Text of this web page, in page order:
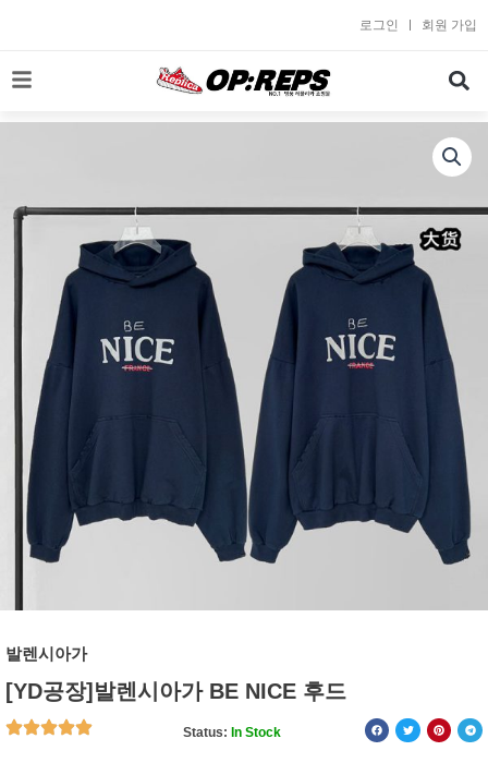
로
로그인 회원 가입
발렌시아가
[YD공장]발렌시아가 BE NICE 후드
Status: In Stock